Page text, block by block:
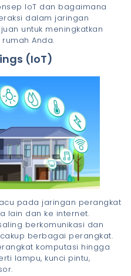
IoT dan bagaimana
dalam jaringan
untuk meningkatkan
Anda.
(IoT)
pada jaringan perangkat
lain dan ke internet.
berkomunikasi dan
berbagai perangkat.
komputasi hingga
lampu, kunci pintu,